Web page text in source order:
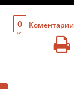
0 Коментарии